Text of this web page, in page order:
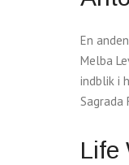
En
Melba
indblik i
Sagrada
Life